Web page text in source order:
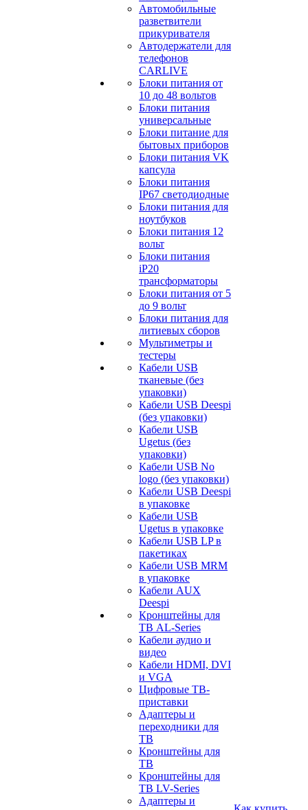
Автомобильные
разветвители
прикуривателя
Автодержатели для
телефонов
CARLIVE
Блоки питания от
10 до 48 вольтов
Блоки питания
универсальные
Блоки питание для
бытовых приборов
Блоки питания VK
капсула
Блоки питания
IP67 светодиодные
Блоки питания для
ноутбуков
Блоки питания 12
вольт
Блоки питания
iP20
трансформаторы
Блоки питания от 5
до 9 вольт
Блоки питания для
литиевых сборов
Мультиметры и
тестеры
Кабели USB
тканевые (без
упаковки)
Кабели USB Deespi
(без упаковки)
Кабели USB
Ugetus (без
упаковки)
Кабели USB No
logo (без упаковки)
Кабели USB Deespi
в упаковке
Кабели USB
Ugetus в упаковке
Кабели USB LP в
пакетиках
Кабели USB MRM
в упаковке
Кабели AUX
Deespi
Кронштейны для
ТВ AL-Series
Кабели аудио и
видео
Кабели HDMI, DVI
и VGA
Цифровые ТВ-
приставки
Адаптеры и
переходники для
ТВ
Кронштейны для
ТВ
Кронштейны для
ТВ LV-Series
Адаптеры и